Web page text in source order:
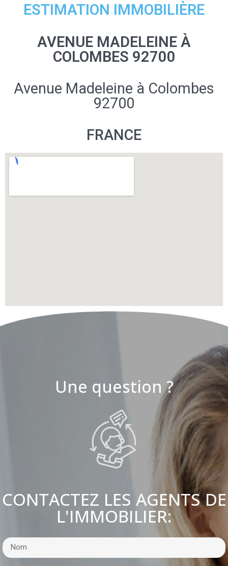
ESTIMATION IMMOBILIÈRE
AVENUE MADELEINE À
COLOMBES 92700
Avenue Madeleine à Colombes
92700
FRANCE
Une question ?
CONTACTEZ LES AGENTS DE
L'IMMOBILIER: